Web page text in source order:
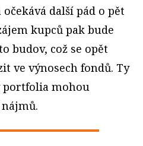
další pád o pět
kupců pak bude
budov, což se opět
ve výnosech fondů. Ty
portfolia mohou